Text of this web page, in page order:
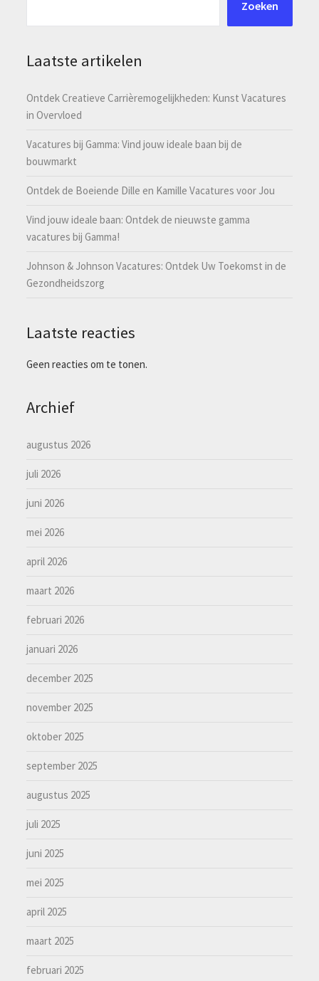
Zoeken
Laatste artikelen
Ontdek Creatieve Carrièremogelijkheden: Kunst Vacatures
in Overvloed
Vacatures bij Gamma: Vind jouw ideale baan bij de
bouwmarkt
Ontdek de Boeiende Dille en Kamille Vacatures voor Jou
Vind jouw ideale baan: Ontdek de nieuwste gamma
vacatures bij Gamma!
Johnson & Johnson Vacatures: Ontdek Uw Toekomst in de
Gezondheidszorg
Laatste reacties
Geen reacties om te tonen.
Archief
augustus 2026
juli 2026
juni 2026
mei 2026
april 2026
maart 2026
februari 2026
januari 2026
december 2025
november 2025
oktober 2025
september 2025
augustus 2025
juli 2025
juni 2025
mei 2025
april 2025
maart 2025
februari 2025